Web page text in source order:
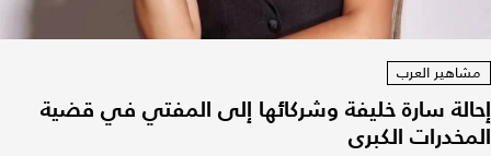
مشاهير العرب
إحالة سارة خليفة وشركائها إلى المفتي في قضية
المخدرات الكبرى